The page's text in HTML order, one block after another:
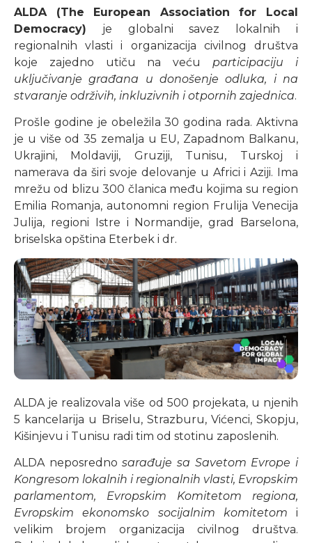
ALDA (The European Association for Local
Democracy) je globalni savez lokalnih i
regionalnih vlasti i organizacija civilnog društva
koje zajedno utiču na većuparticipaciju i
uključivanje građana u donošenje odluka, i na
stvaranje održivih, inkluzivnih i otpornih zajednica.
Prošle godine je obeležila 30 godina rada. Aktivna
je u više od 35 zemalja u EU, Zapadnom Balkanu,
Ukrajini, Moldaviji, Gruziji, Tunisu, Turskoj i
namerava da širi svoje delovanje u Africi i Aziji. Ima
mrežu od blizu 300 članica među kojima su region
Emilia Romanja, autonomni region Frulija Venecija
Julija, regioni Istre i Normandije, grad Barselona,
briselska opština Eterbek i dr.
ALDA je realizovala više od 500 projekata, u njenih
5 kancelarija u Briselu, Strazburu, Vićenci, Skopju,
Kišinjevu i Tunisu radi tim od stotinu zaposlenih.
ALDA neposrednosarađuje sa Savetom Evrope i
Kongresom lokalnih i regionalnih vlasti, Evropskim
parlamentom, Evropskim Komitetom regiona,
Evropskim ekonomsko socijalnim komitetom i
velikim brojem organizacija civilnog društva.